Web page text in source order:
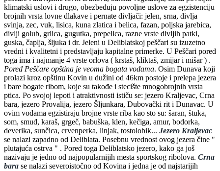
klimatski uslovi i drugo, obezbeđuju povoljne uslove za egzistenciju
brojnih vrsta lovne dlakave i pernate divljači: jelen, srna, divlja
svinja, zec, vuk, lisica, kuna zlatica i belica, fazan, poljska jarebica,
divlji golub, grlica, gugutka, prepelica, razne vrste divljih patki,
guska, čaplja, šljuka i dr. Jeleni u Deliblatskoj peščari su izuzetno
vredni i kvalitetni i predstavljaju kapitalne primerke. U Peščari pored
toga ima i najmanje 4 vrste orlova ( krstaš, kliktaš, zmijar i mišar ) .
Pored Peščare opština je veoma bogata vodama. Osim Dunava koji
prolazi kroz opštinu Kovin u dužini od 46km postoje i prelepa jezera
i bare bogate ribom, koje su takođe i stecište mnogobrojnih vrsta
ptica. Po svojoj lepoti i atraktivnosti ističu se: jezero Kraljevac, Crna
bara, jezero Provalija, jezero Šljunkara, Dubovački rit i Dunavac. U
ovim vodama egzistiraju brojne vrste riba kao sto su: šaran, štuka,
som, smuđ, karaš, grgeč, babuška, klen, kečiga, amur, bodorka,
deverika, sunčica, crvenperka, linjak, tostolobik... Jezero Kraljevac
se nalazi zapadno od Deliblata. Posebnu vrednost ovog jezera čine "
plutajuća ostrva " . Pored toga Deliblatsko jezero, kako ga još
nazivaju je jedno od najpopularnijih mesta sportskog ribolova. Crna
bara se nalazi severoistočno od Kovina i jedna je od najstarijih